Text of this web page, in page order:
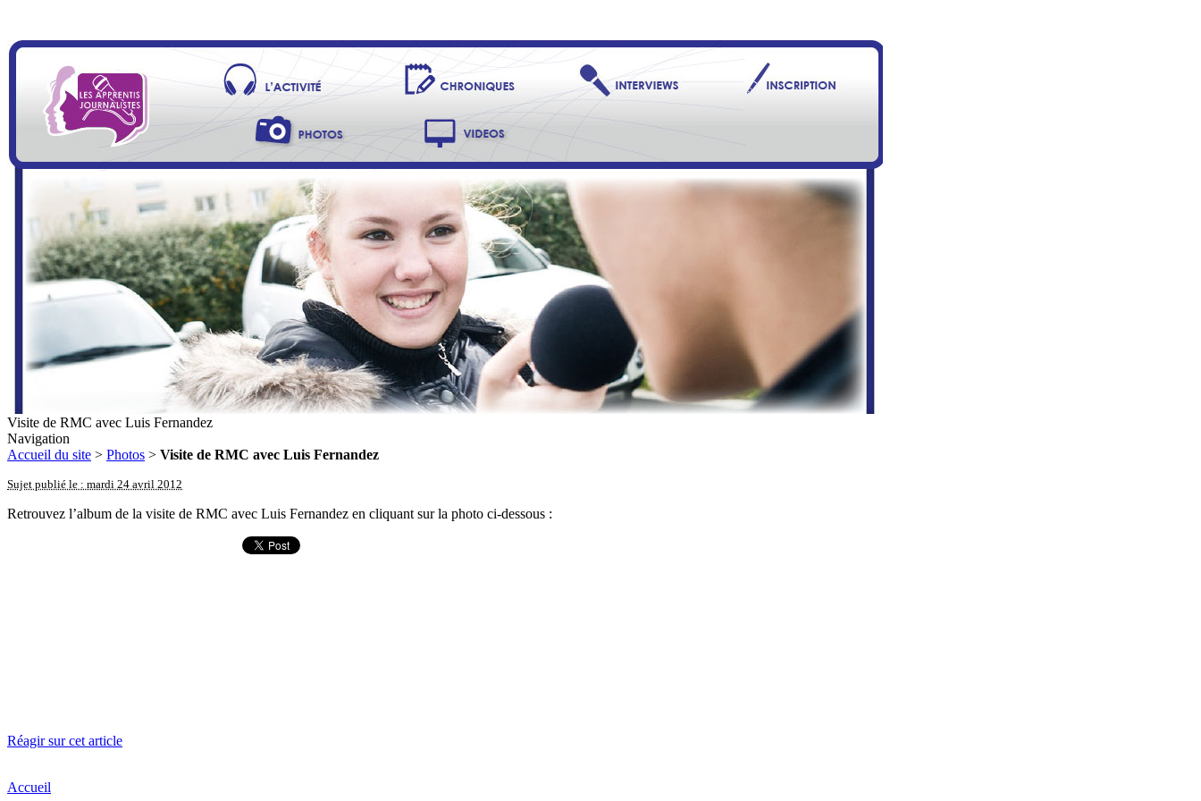
Visite de RMC avec Luis Fernandez
Navigation
Accueil du site > Photos > Visite de RMC avec Luis Fernandez
Sujet publié le : mardi 24 avril 2012
Retrouvez l’album de la visite de RMC avec Luis Fernandez en cliquant sur la photo ci-dessous :
Réagir sur cet article
Accueil